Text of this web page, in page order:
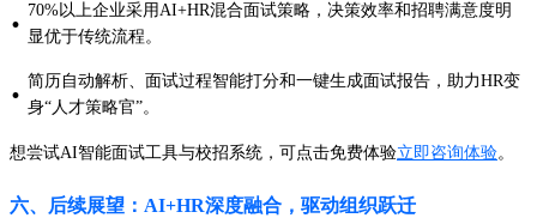
· 70%以上企业采用AI+HR混合面试策略，决策效率和招聘满意度明
显优于传统流程。
· 简历自动解析、面试过程智能打分和一键生成面试报告，助力HR变
身“人才策略官”。
想尝试AI智能面试工具与校招系统，可点击免费体验立即咨询体验。
六、后续展望：AI+HR深度融合，驱动组织跃迁